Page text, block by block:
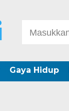
Gaya Hidup